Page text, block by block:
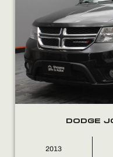
DODGE
2013